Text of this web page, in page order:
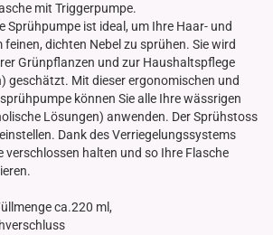
mit Triggerpumpe.
Sprühpumpe ist ideal, um Ihre Haar- und
feinen, dichten Nebel zu sprühen. Sie wird
Grünpflanzen und zur Haushaltspflege
geschätzt. Mit dieser ergonomischen und
können Sie alle Ihre wässrigen
Lösungen) anwenden. Der Sprühstoss
Dank des Verriegelungssystems
verschlossen halten und so Ihre Flasche
ca.220 ml,